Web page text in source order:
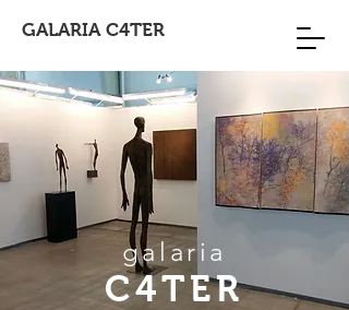
GALARIA C4TER
galaria
C4TER